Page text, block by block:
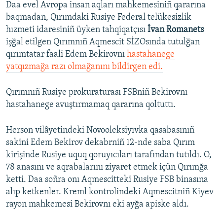
Daa evel Avropa insan aqları mahkemesiniñ qararına
baqmadan, Qırımdaki Rusiye Federal telükesizlik
hızmeti idaresiniñ üyken tahqiqatçısı İvan Romanets
işğal etilgen Qırımnıñ Aqmescit SİZOsında tutulğan
qırımtatar faali Edem Bekirovnı hastahanege
yatqızmağa razı olmağanını bildirgen edi.
Qırımnıñ Rusiye prokuraturası FSBniñ Bekirovnı
hastahanege avuştırmamaq qararına qoltuttı.
Herson vilâyetindeki Novooleksiyıvka qasabasınıñ
sakini Edem Bekirov dekabrniñ 12-nde saba Qırım
kirişinde Rusiye uquq qoruyıcıları tarafından tutıldı. O,
78 anasını ve aqrabalarını ziyaret etmek içün Qırımğa
ketti. Daa soñra onı Aqmescitteki Rusiye FSB binasına
alıp ketkenler. Kreml kontrolindeki Aqmescitniñ Kiyev
rayon mahkemesi Bekirovnı eki ayğa apiske aldı.